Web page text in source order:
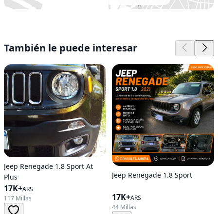
También le puede interesar
Jeep Renegade 1.8 Sport At
Plus
17K+ARS
117 Millas
Jeep Renegade 1.8 Sport
17K+ARS
44 Millas